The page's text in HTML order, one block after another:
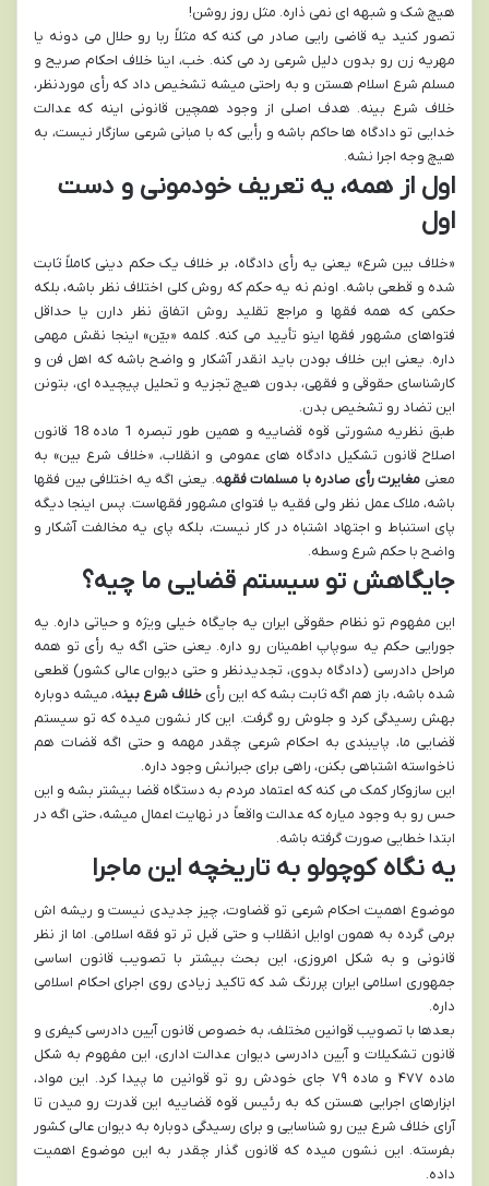
هیچ شک و شبهه ای نمی ذاره. مثل روز روشن!
تصور کنید یه قاضی رایی صادر می کنه که مثلاً ربا رو حلال می دونه یا
مهریه زن رو بدون دلیل شرعی رد می کنه. خب، اینا خلاف احکام صریح و
مسلم شرع اسلام هستن و به راحتی میشه تشخیص داد که رأی موردنظر،
خلاف شرع بینه. هدف اصلی از وجود همچین قانونی اینه که عدالت
خدایی تو دادگاه ها حاکم باشه و رأیی که با مبانی شرعی سازگار نیست، به
هیچ وجه اجرا نشه.
اول از همه، یه تعریف خودمونی و دست
اول
«خلاف بین شرع» یعنی یه رأی دادگاه، بر خلاف یک حکم دینی کاملاً ثابت
شده و قطعی باشه. اونم نه یه حکم که روش کلی اختلاف نظر باشه، بلکه
حکمی که همه فقها و مراجع تقلید روش اتفاق نظر دارن یا حداقل
فتواهای مشهور فقها اینو تأیید می کنه. کلمه «بیّن» اینجا نقش مهمی
داره. یعنی این خلاف بودن باید انقدر آشکار و واضح باشه که اهل فن و
کارشناسای حقوقی و فقهی، بدون هیچ تجزیه و تحلیل پیچیده ای، بتونن
این تضاد رو تشخیص بدن.
طبق نظریه مشورتی قوه قضاییه و همین طور تبصره 1 ماده 18 قانون
اصلاح قانون تشکیل دادگاه های عمومی و انقلاب، «خلاف شرع بین» به
معنی مغایرت رأی صادره با مسلمات فقهه. یعنی اگه یه اختلافی بین فقها
باشه، ملاک عمل نظر ولی فقیه یا فتوای مشهور فقهاست. پس اینجا دیگه
پای استنباط و اجتهاد اشتباه در کار نیست، بلکه پای یه مخالفت آشکار و
واضح با حکم شرع وسطه.
جایگاهش تو سیستم قضایی ما چیه؟
این مفهوم تو نظام حقوقی ایران یه جایگاه خیلی ویژه و حیاتی داره. یه
جورایی حکم یه سوپاپ اطمینان رو داره. یعنی حتی اگه یه رأی تو همه
مراحل دادرسی (دادگاه بدوی، تجدیدنظر و حتی دیوان عالی کشور) قطعی
شده باشه، باز هم اگه ثابت بشه که این رأی خلاف شرع بینه، میشه دوباره
بهش رسیدگی کرد و جلوش رو گرفت. این کار نشون میده که تو سیستم
قضایی ما، پایبندی به احکام شرعی چقدر مهمه و حتی اگه قضات هم
ناخواسته اشتباهی بکنن، راهی برای جبرانش وجود داره.
این سازوکار کمک می کنه که اعتماد مردم به دستگاه قضا بیشتر بشه و این
حس رو به وجود میاره که عدالت واقعاً در نهایت اعمال میشه، حتی اگه در
ابتدا خطایی صورت گرفته باشه.
یه نگاه کوچولو به تاریخچه این ماجرا
موضوع اهمیت احکام شرعی تو قضاوت، چیز جدیدی نیست و ریشه اش
برمی گرده به همون اوایل انقلاب و حتی قبل تر تو فقه اسلامی. اما از نظر
قانونی و به شکل امروزی، این بحث بیشتر با تصویب قانون اساسی
جمهوری اسلامی ایران پررنگ شد که تاکید زیادی روی اجرای احکام اسلامی
داره.
بعدها با تصویب قوانین مختلف، به خصوص قانون آیین دادرسی کیفری و
قانون تشکیلات و آیین دادرسی دیوان عدالت اداری، این مفهوم به شکل
ماده ۴۷۷ و ماده ۷۹ جای خودش رو تو قوانین ما پیدا کرد. این مواد،
ابزارهای اجرایی هستن که به رئیس قوه قضاییه این قدرت رو میدن تا
آرای خلاف شرع بین رو شناسایی و برای رسیدگی دوباره به دیوان عالی کشور
بفرسته. این نشون میده که قانون گذار چقدر به این موضوع اهمیت
داده.